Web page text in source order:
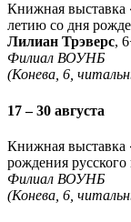
Книжная выставка
летию со дня
Лилиан Трэверс,
Филиал ВОУНБ
(Конева, 6,
17 – 30 августа
Книжная выставка
рождения русского
Филиал ВОУНБ
(Конева, 6,